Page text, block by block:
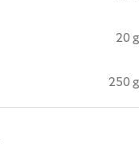
20 g
250 g